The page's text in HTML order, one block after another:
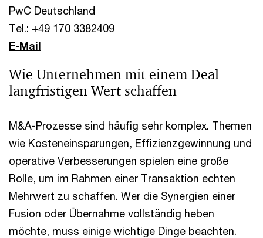
PwC Deutschland
Tel.: +49 170 3382409
E-Mail
Wie Unternehmen mit einem Deal
langfristigen Wert schaffen
M&A-Prozesse sind häufig sehr komplex. Themen
wie Kosteneinsparungen, Effizienzgewinnung und
operative Verbesserungen spielen eine große
Rolle, um im Rahmen einer Transaktion echten
Mehrwert zu schaffen. Wer die Synergien einer
Fusion oder Übernahme vollständig heben
möchte, muss einige wichtige Dinge beachten.